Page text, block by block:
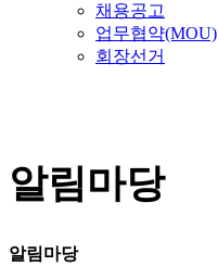
채용공고
업무협약(MOU)
회장선거
알림마당
알림마당